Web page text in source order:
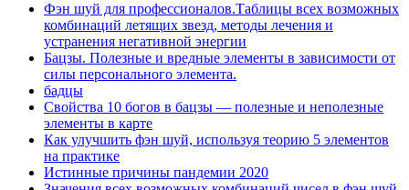
Фэн шуй для профессионалов.Таблицы всех возможных
комбинаций летящих звезд, методы лечения и
устранения негативной энергии
Бацзы. Полезные и вредные элементы в зависимости от
силы персонального элемента.
бадцы
Свойства 10 богов в бацзы — полезные и неполезные
элементы в карте
Как улучшить фэн шуй, используя теорию 5 элементов
на практике
Истинные причины пандемии 2020